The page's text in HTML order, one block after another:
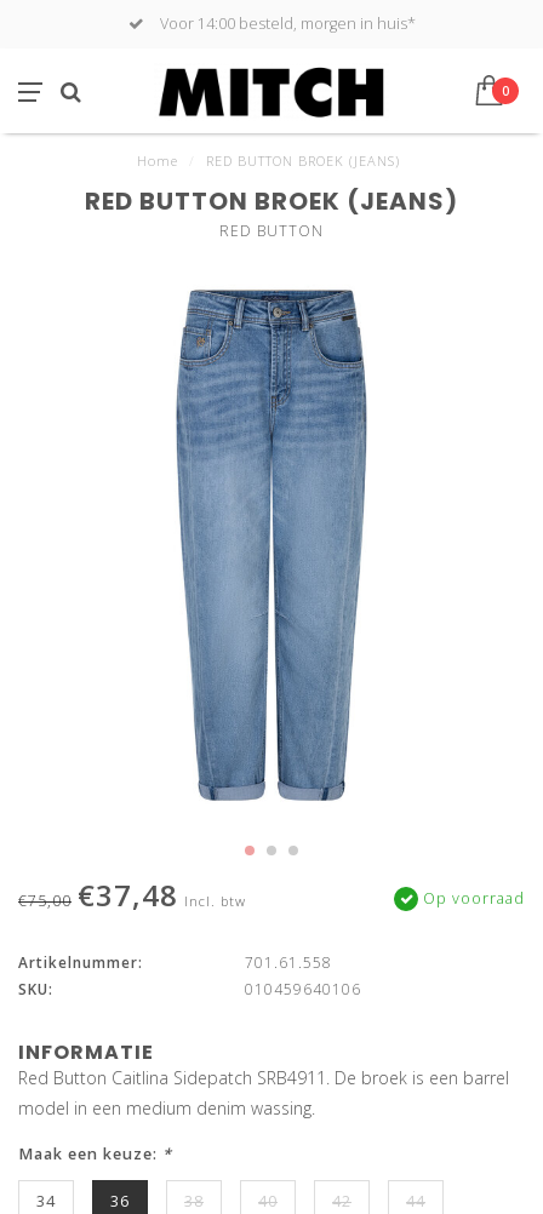
Voor 14:00 besteld, morgen in huis*
0
Home RED BUTTON BROEK (JEANS)
RED BUTTON BROEK (JEANS)
RED BUTTON
€75,00 €37,48 Incl. btw Op voorraad
Artikelnummer:
701.61.558
SKU:
010459640106
INFORMATIE
Red Button Caitlina Sidepatch SRB4911. De broek is een barrel
model in een medium denim wassing.
Maak een keuze: *
34 36 38 40 42 44